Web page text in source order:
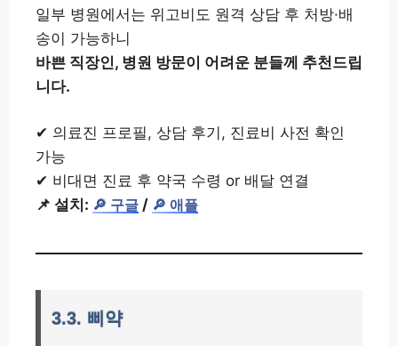
일부 병원에서는 위고비도 원격 상담 후 처방·배
송이 가능하니
바쁜 직장인, 병원 방문이 어려운 분들께 추천드립
니다.
✔ 의료진 프로필, 상담 후기, 진료비 사전 확인
가능
✔ 비대면 진료 후 약국 수령 or 배달 연결
📌 설치: 🔎 구글 / 🔎 애플
3.3. 삐약